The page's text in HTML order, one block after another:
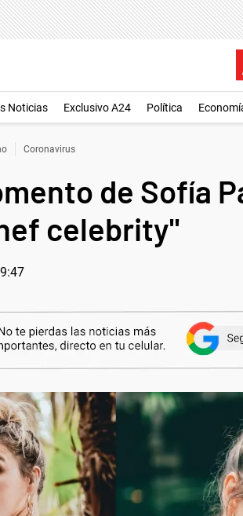
Noticias Exclusivo A24 Política
Coronavirus
de Sofía
celebrity"